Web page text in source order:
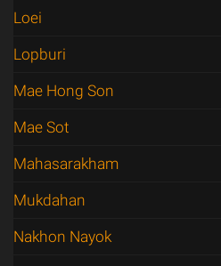
Loei
Lopburi
Mae Hong Son
Mae Sot
Mahasarakham
Mukdahan
Nakhon Nayok